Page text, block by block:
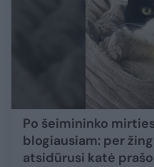
Po šeimininko
blogiausiam: per
atsidūrusi katė